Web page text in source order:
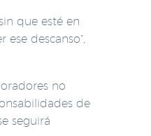
que esté en
descanso”,
no
de
seguirá